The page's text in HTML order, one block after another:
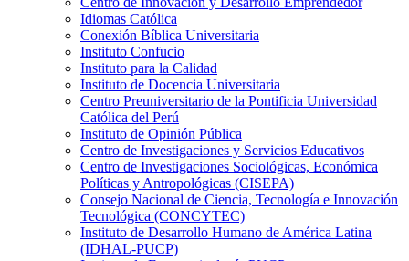
Idiomas Católica
Conexión Bíblica Universitaria
Instituto Confucio
Instituto para la Calidad
Instituto de Docencia Universitaria
Centro Preuniversitario de la Pontificia Universidad
Católica del Perú
Instituto de Opinión Pública
Centro de Investigaciones y Servicios Educativos
Centro de Investigaciones Sociológicas, Económica
Políticas y Antropológicas (CISEPA)
Consejo Nacional de Ciencia, Tecnología e Innovación
Tecnológica (CONCYTEC)
Instituto de Desarrollo Humano de América Latina
(IDHAL-PUCP)